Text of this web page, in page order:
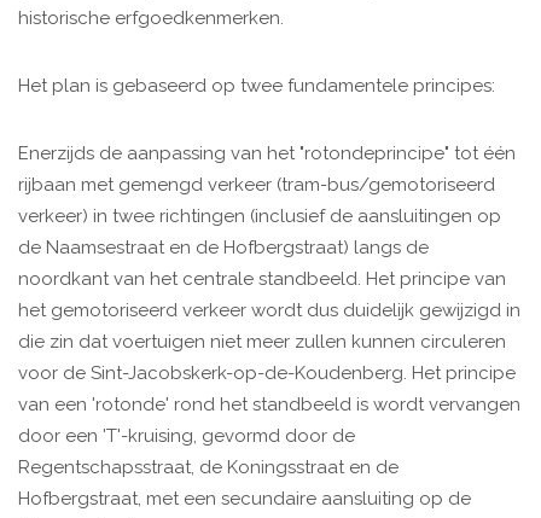
historische erfgoedkenmerken.
Het plan is gebaseerd op twee fundamentele principes:
Enerzijds de aanpassing van het "rotondeprincipe" tot één
rijbaan met gemengd verkeer (tram-bus/gemotoriseerd
verkeer) in twee richtingen (inclusief de aansluitingen op
de Naamsestraat en de Hofbergstraat) langs de
noordkant van het centrale standbeeld. Het principe van
het gemotoriseerd verkeer wordt dus duidelijk gewijzigd in
die zin dat voertuigen niet meer zullen kunnen circuleren
voor de Sint-Jacobskerk-op-de-Koudenberg. Het principe
van een 'rotonde' rond het standbeeld is wordt vervangen
door een 'T'-kruising, gevormd door de
Regentschapsstraat, de Koningsstraat en de
Hofbergstraat, met een secundaire aansluiting op de